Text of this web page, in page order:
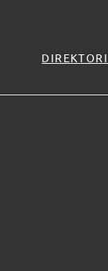
DIREKTORI